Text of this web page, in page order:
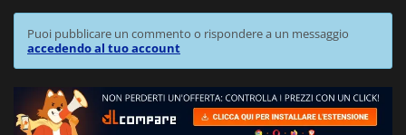
Puoi pubblicare un commento o rispondere a un messaggio
accedendo al tuo account